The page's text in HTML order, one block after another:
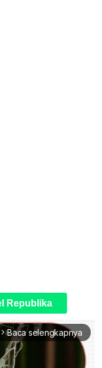
Republika
arrow_forward_ios Baca selengkapnya